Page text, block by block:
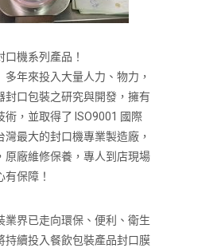
機系列產品！
多年來投入大量人力、物力，
封口包裝之研究與開發，擁有
術，並取得了 ISO9001 國際
灣最大的封口機專業製造廠，
原廠維修保養，專人到店現場
保障！
業界已走向環保、便利、衛生
持續投入餐飲包裝產品封口膜